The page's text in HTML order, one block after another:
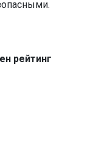
рейтинг